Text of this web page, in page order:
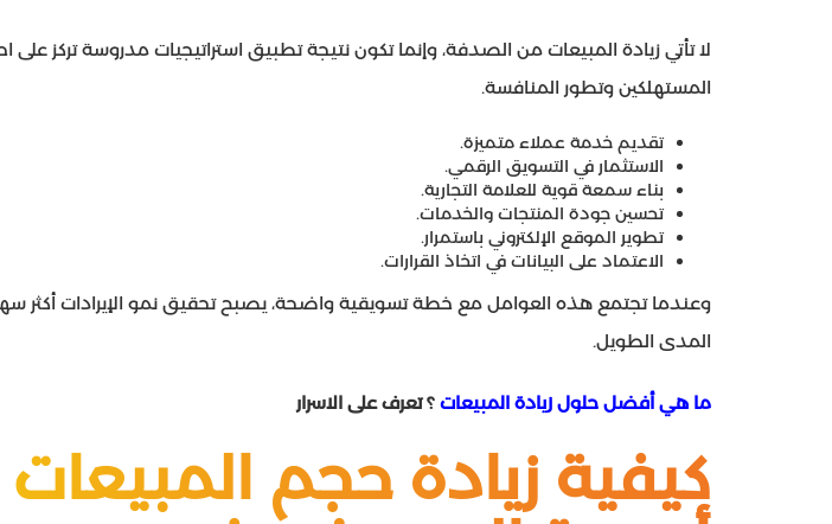
لا تأتي زيادة المبيعات من الصدفة، وإنما تكون نتيجة تطبيق استراتيجيات مدروسة تركز
المستهلكين وتطور المنافسة.
تقديم خدمة عملاء متميزة.
الاستثمار في التسويق الرقمي.
بناء سمعة قوية للعلامة التجارية.
تحسين جودة المنتجات والخدمات.
تطوير الموقع الإلكتروني باستمرار.
الاعتماد على البيانات في اتخاذ القرارات.
وعندما تجتمع هذه العوامل مع خطة تسويقية واضحة، يصبح تحقيق نمو الإيرادات أكثر
المدى الطويل.
ما هي أفضل حلول زيادة المبيعات ؟ تعرف على الاسرار
كيفية زيادة حجم المبيعات